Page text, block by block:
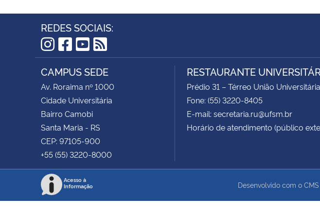
REDES SOCIAIS:
Instagram
Facebook
YouTube
RSS
CAMPUS SEDE
Av. Roraima nº 1000
Cidade Universitária
Bairro Camobi
Santa Maria - RS
CEP: 97105-900
+55 (55) 3220-8000
RESTAURANTE
Prédio 31 – Térreo União Universitária
Fone: (55) 3220-8405
E-mail: secretaria.ru@ufsm.br
Horário de atendimento (público
Acesso à
Informação
Desenvolvido com o